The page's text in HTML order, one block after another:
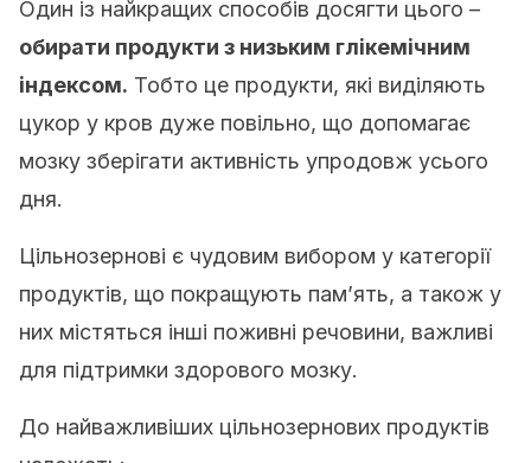
Один із найкращих способів досягти цього –
обирати продукти з низьким глікемічним
індексом. Тобто це продукти, які виділяють
цукор у кров дуже повільно, що допомагає
мозку зберігати активність упродовж усього
дня.
Цільнозернові є чудовим вибором у категорії
продуктів, що покращують пам’ять, а також у
них містяться інші поживні речовини, важливі
для підтримки здорового мозку.
До найважливіших цільнозернових продуктів